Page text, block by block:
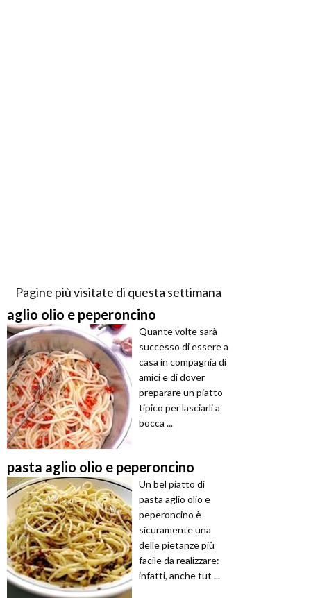
Pagine più visitate di questa settimana
aglio olio e peperoncino
Quante volte sarà
successo di essere a
casa in compagnia di
amici e di dover
preparare un piatto
tipico per lasciarli a
bocca ...
pasta aglio olio e peperoncino
Un bel piatto di
pasta aglio olio e
peperoncino è
sicuramente una
delle pietanze più
facile da realizzare:
infatti, anche tut ...